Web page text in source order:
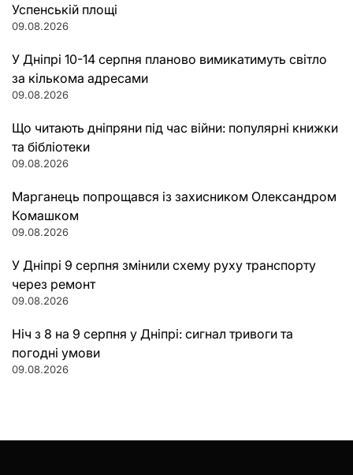
Успенській площі
09.08.2026
У Дніпрі 10-14 серпня планово вимикатимуть світло
за кількома адресами
09.08.2026
Що читають дніпряни під час війни: популярні книжки
та бібліотеки
09.08.2026
Марганець попрощався із захисником Олександром
Комашком
09.08.2026
У Дніпрі 9 серпня змінили схему руху транспорту
через ремонт
09.08.2026
Ніч з 8 на 9 серпня у Дніпрі: сигнал тривоги та
погодні умови
09.08.2026